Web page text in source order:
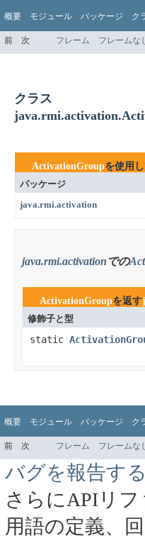
概要 モジュール パッケージ ク
前 次 フレーム フレームな
クラス
ActivationGroupを使用
パッケージ
java.rmi.activation
java.rmi.activation での
ActivationGroupを返す
修飾子と型
static
概要 モジュール パッケージ ク
前 次 フレーム フレームな
バグを報告す
さらにAPIリ
用語の定義、